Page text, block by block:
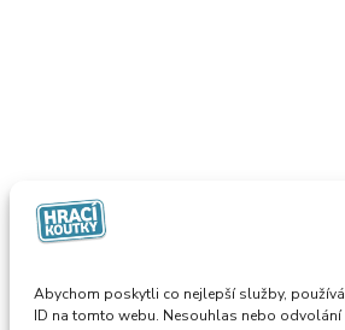
Abychom poskytli co nejlepší služby,
ID na tomto webu. Nesouhlas nebo